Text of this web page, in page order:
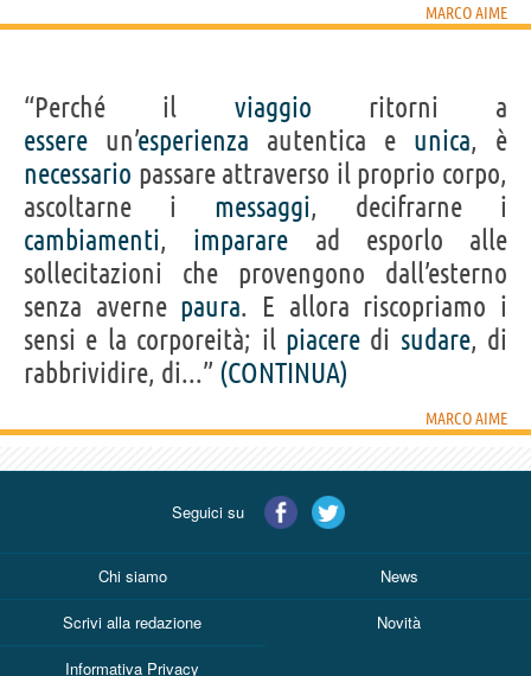
MARCO AIME
“Perché il viaggio ritorni a
essere un’esperienza autentica e unica, è
necessario passare attraverso il proprio corpo,
ascoltarne i messaggi, decifrarne i
cambiamenti, imparare ad esporlo alle
sollecitazioni che provengono dall’esterno
senza averne paura. E allora riscopriamo i
sensi e la corporeità; il piaceredi sudare, di
rabbrividire, di...” (CONTINUA)
MARCO AIME
Seguici su
Chi siamo News
Scrivi alla redazione Novità
Informativa Privacy